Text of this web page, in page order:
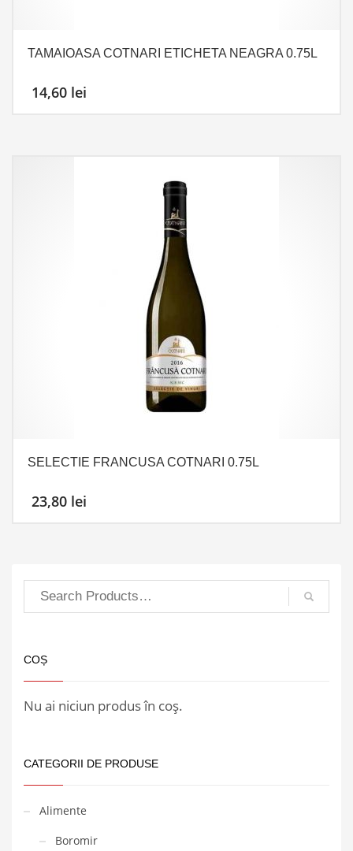
TAMAIOASA COTNARI ETICHETA NEAGRA 0.75L
14,60 lei
SELECTIE FRANCUSA COTNARI 0.75L
23,80 lei
COȘ
Nu ai niciun produs în coș.
CATEGORII DE PRODUSE
Alimente
Boromir